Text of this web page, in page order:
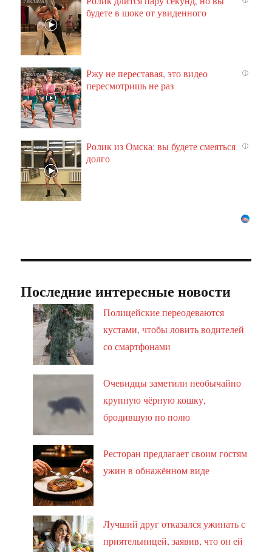
будете в шоке от увиденного
i
Ржу не переставая, это видео
пересмотришь не раз
i
Ролик из Омска: вы будете смеяться
долго
Последние интересные новости
Полицейские переодеваются
кустами, чтобы ловить водителей
со смартфонами
Очевидцы заметили необычайно
крупную чёрную кошку,
бродившую по полю
Ресторан предлагает своим гостям
ужин в обнажённом виде
Лучший друг отказался ужинать с
приятельницей, заявив, что он ей